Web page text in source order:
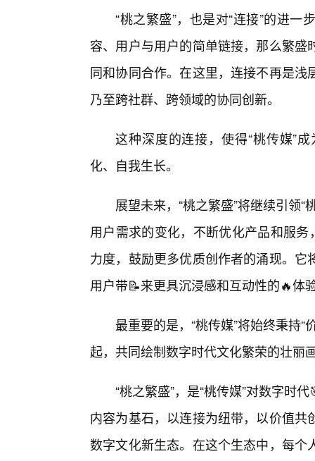
“桃之繁盛”，也是对“连接”的进
容、用户与用户的简单链接，那么繁
同和协同合作。在这里，连接不再是
乃至跨社群、跨领域的协同创新。
这种深度的连接，使得“桃传媒”
化、自我生长。
展望未来，“桃之繁盛”将继续引领
用户需求的变化，不断优化产品和服
力度，鼓励更多优质创作者的涌现。
用户带📝来更具沉浸感和互动性的🔥体
最重要的是，“桃传媒”将始终秉持
起，共同绘制数字时代文化繁荣的壮丽
“桃之繁盛”，是“桃传媒”对数字时
内容为基石，以连接为纽带，以价值
数字文化新生态。在这个生态中，每